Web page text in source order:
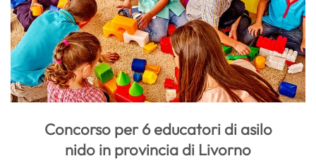
Concorso per 6 educatori di asilo
nido in provincia di Livorno